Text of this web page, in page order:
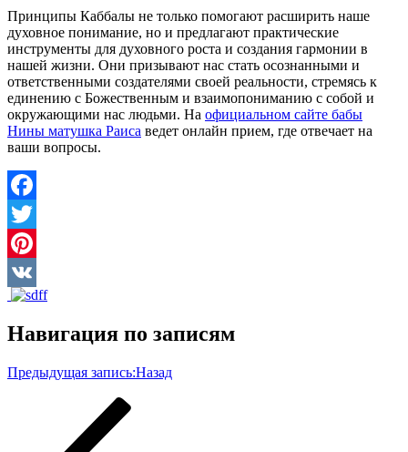
Принципы Каббалы не только помогают расширить наше
духовное понимание, но и предлагают практические
инструменты для духовного роста и создания гармонии в
нашей жизни. Они призывают нас стать осознанными и
ответственными создателями своей реальности, стремясь к
единению с Божественным и взаимопониманию с собой и
окружающими нас людьми. На официальном сайте бабы
Нины матушка Раиса ведет онлайн прием, где отвечает на
ваши вопросы.
Facebook
Twitter
Pinterest
VK
Навигация по записям
Предыдущая запись:Назад